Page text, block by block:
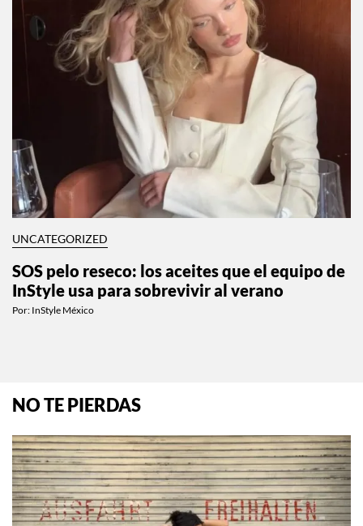
UNCATEGORIZED
SOS pelo reseco: los aceites que el equipo de
InStyle usa para sobrevivir al verano
Por: InStyle México
NO TE PIERDAS